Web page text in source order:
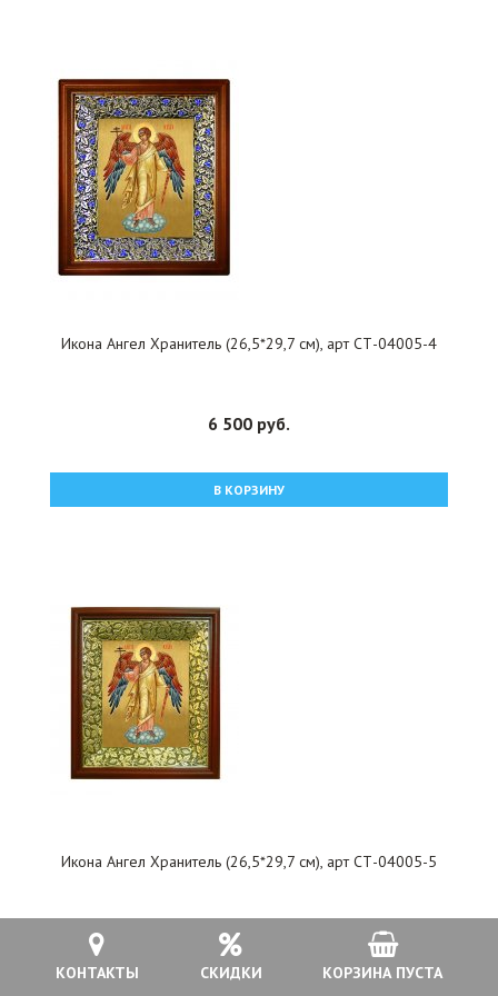
КОНТАКТЫ СКИДКИ КОРЗИНА ПУСТА
Икона Ангел Хранитель (26,5*29,7 см), арт СТ-04005-4
6 500 руб.
В КОРЗИНУ
Икона Ангел Хранитель (26,5*29,7 см), арт СТ-04005-5
5 500 руб.